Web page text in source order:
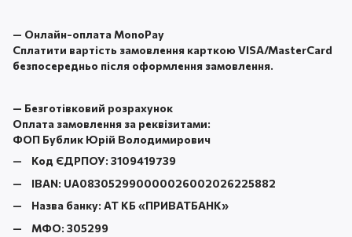
— Онлайн-оплата MonoPay
Сплатити вартість замовлення карткою VISA/MasterCard
безпосередньо після оформлення замовлення.
— Безготівковий розрахунок
Оплата замовлення за реквізитами:
ФОП Бублик Юрій Володимирович
Код ЄДРПОУ: 3109419739
IBAN: UA083052990000026002026225882
Назва банку: АТ КБ «ПРИВАТБАНК»
МФО: 305299